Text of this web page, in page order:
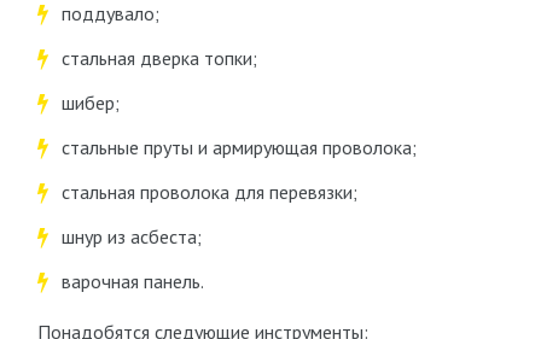
поддувало;
стальная дверка топки;
шибер;
стальные пруты и армирующая проволока;
стальная проволока для перевязки;
шнур из асбеста;
варочная панель.
Понадобятся следующие инструменты: